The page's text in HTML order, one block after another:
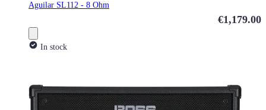
Aguilar SL112 - 8 Ohm
€1,179.00
In stock